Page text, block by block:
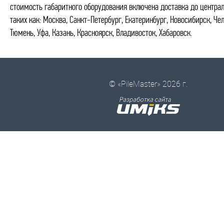
стоимость габаритного оборудования включена доставка до
таких как: Москва, Санкт-Петербург, Екатеринбург, Новосибирск,
Тюмень, Уфа, Казань, Красноярск, Владивосток, Хабаровск.
© «PileMaster» 2026 г.